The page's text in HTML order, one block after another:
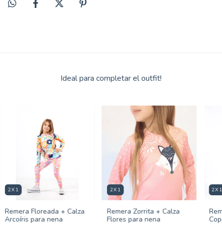
Ideal para completar el outfit!
2X1
Remera Floreada + Calza
Arcoíris para nena
2X1
Remera Zorrita + Calza
Flores para nena